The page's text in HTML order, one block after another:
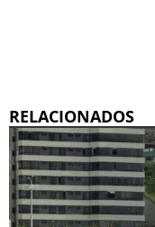
RELACIONADOS